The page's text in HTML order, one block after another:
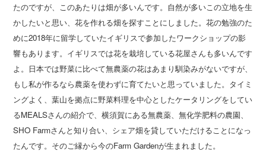
たのですが、このあたりは畑が多いんです。自然が多いこの立地を生
かしたいと思い、花を作れる畑を探すことにしました。花の勉強のた
めに2018年に留学していたイギリスで参加したワークショップの影
響もあります。イギリスでは花を栽培している花屋さんも多いんです
よ。日本では野菜に比べて無農薬の花はあまり馴染みがないですが、
もし私が作るなら農薬を使わずに育てたいと思っていました。タイミ
ングよく、葉山を拠点に野菜料理を中心としたケータリングをしてい
るMEALSさんの紹介で、横須賀にある無農薬、無化学肥料の農園、
SHO Farmさんと知り合い、シェア畑を貸していただけることになっ
たんです。そのご縁から今のFarm Gardenが生まれました。